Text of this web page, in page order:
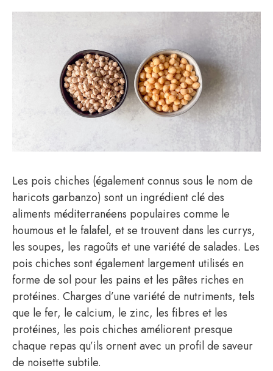
Les pois chiches (également connus sous le nom de
haricots garbanzo) sont un ingrédient clé des
aliments méditerranéens populaires comme le
houmous et le falafel, et se trouvent dans les currys,
les soupes, les ragoûts et une variété de salades. Les
pois chiches sont également largement utilisés en
forme de sol pour les pains et les pâtes riches en
protéines. Charges d’une variété de nutriments, tels
que le fer, le calcium, le zinc, les fibres et les
protéines, les pois chiches améliorent presque
chaque repas qu’ils ornent avec un profil de saveur
de noisette subtile.